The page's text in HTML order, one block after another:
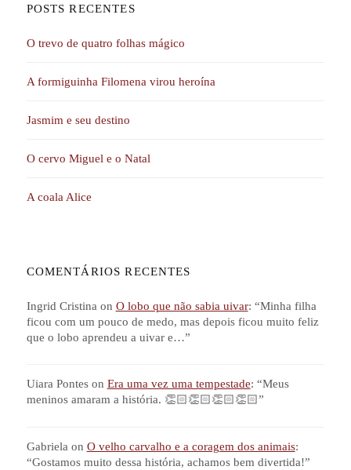
POSTS RECENTES
O trevo de quatro folhas mágico
A formiguinha Filomena virou heroína
Jasmim e seu destino
O cervo Miguel e o Natal
A coala Alice
COMENTÁRIOS RECENTES
Ingrid Cristina on O lobo que não sabia uivar: “Minha filha
ficou com um pouco de medo, mas depois ficou muito feliz
que o lobo aprendeu a uivar e…”
Uiara Ponteson Era uma vez uma tempestade: “Meus
meninos amaram a história. 👏🏻👏🏻👏🏻👏🏻”
Gabriela on O velho carvalho e a coragem dos animais:
“Gostamos muito dessa história, achamos bem divertida!”